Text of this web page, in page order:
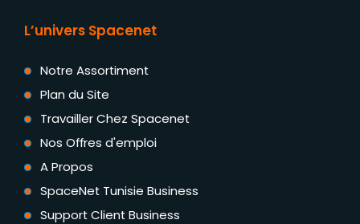
L’univers Spacenet
Notre Assortiment
Plan du Site
Travailler Chez Spacenet
Nos Offres d'emploi
A Propos
SpaceNet Tunisie Business
Support Client Business